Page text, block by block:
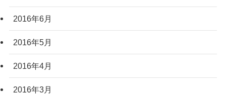
2016年6月
2016年5月
2016年4月
2016年3月